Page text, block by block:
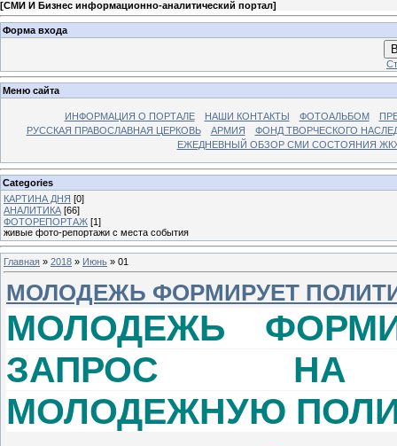
[СМИ И Бизнес информационно-аналитический портал]
Форма входа
Меню сайта
ИНФОРМАЦИЯ О ПОРТАЛЕ НАШИ КОНТАКТЫ ФОТОАЛЬБОМ
РУССКАЯ ПРАВОСЛАВНАЯ ЦЕРКОВЬ
АРМИЯ
ФОНД ТВОРЧЕСКОГО
ЕЖЕДНЕВНЫЙ ОБЗОР СМИ СОСТОЯНИЯ
Categories
КАРТИНА ДНЯ [0]
АНАЛИТИКА [66]
ФОТОРЕПОРТАЖ [1]
живые фото-репортажи с места события
Главная » 2018 » Июнь » 01
МОЛОДЕЖЬ ФОРМИРУЕТ
МОЛОДЕЖЬ
ЗАПРОС НА
МОЛОДЕЖНУЮ